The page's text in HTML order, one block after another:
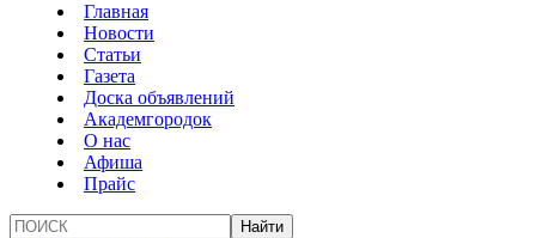
Главная
Новости
Статьи
Газета
Доска объявлений
Академгородок
О нас
Афиша
Прайс